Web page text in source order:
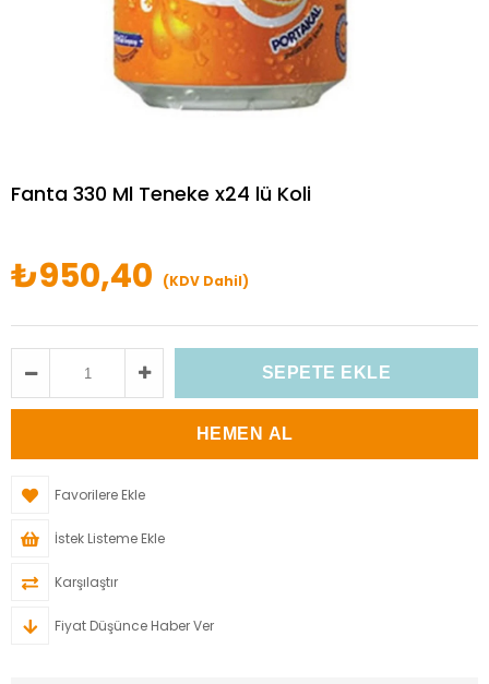
Fanta 330 Ml Teneke x24 lü Koli
₺950,40 (KDV Dahil)
Favorilere Ekle
İstek Listeme Ekle
Karşılaştır
Fiyat Düşünce Haber Ver